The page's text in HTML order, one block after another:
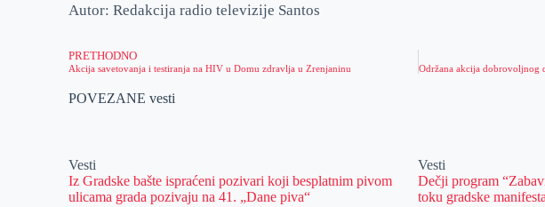
Autor: Redakcija radio televizije Santos
PRETHODNO
Akcija savetovanja i testiranja na HIV u Domu zdravlja u Zrenjaninu
POVEZANE vesti
Vesti
Iz Gradske bašte ispraćeni pozivari koji besplatnim pivom
ulicama grada pozivaju na 41. „Dane piva“
Vesti
Dečji program
toku gradske